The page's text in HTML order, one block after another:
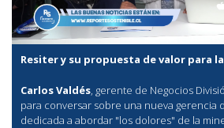
Resiter y su propuesta de valor para
Carlos Valdés, gerente de Negocios
para conversar sobre una nueva gerencia
dedicada a abordar "los dolores" de la